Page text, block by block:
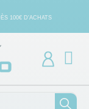
100€ D'ACHATS